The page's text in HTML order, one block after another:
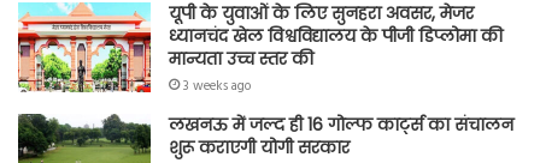
यूपी के युवाओं के लिए सुनहरा अवसर, मेजर
ध्यानचंद खेल विश्वविद्यालय के पीजी डिप्लोमा की
मान्यता उच्च स्तर की
3 weeks ago
लखनऊ में जल्द ही 16 गोल्फ कार्ट्स का संचालन
शुरू कराएगी योगी सरकार